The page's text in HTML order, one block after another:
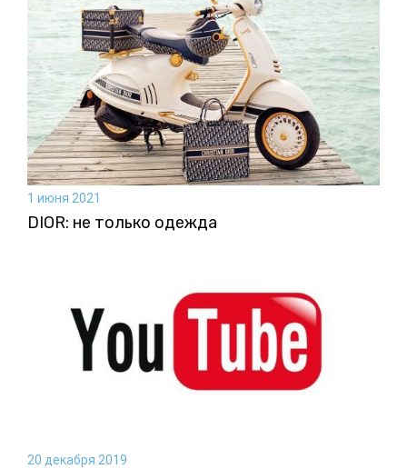
1 июня 2021
DIOR: не только одежда
20 декабря 2019